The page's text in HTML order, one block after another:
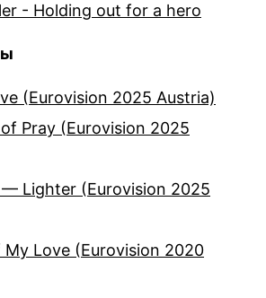
- Holding out for a hero
(Eurovision 2025 Austria)
Pray (Eurovision 2025
— Lighter (Eurovision 2025
Love (Eurovision 2020